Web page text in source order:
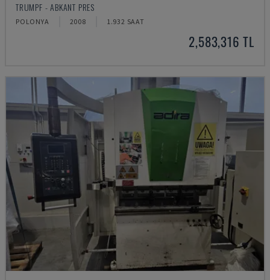
TRUMPF - ABKANT PRES
POLONYA 2008 1.932 SAAT
2,583,316 TL